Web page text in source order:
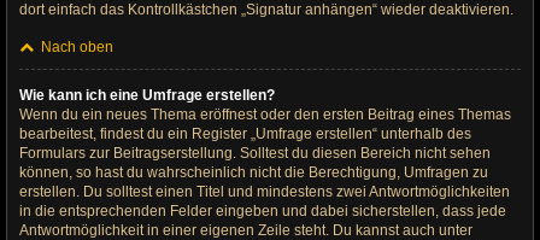
dort einfach das Kontrollkästchen „Signatur anhängen“ wieder deaktivieren.
Nach oben
Wie kann ich eine Umfrage erstellen?
Wenn du ein neues Thema eröffnest oder den ersten Beitrag eines Themas
bearbeitest, findest du ein Register „Umfrage erstellen“ unterhalb des
Formulars zur Beitragserstellung. Solltest du diesen Bereich nicht sehen
können, so hast du wahrscheinlich nicht die Berechtigung, Umfragen zu
erstellen. Du solltest einen Titel und mindestens zwei Antwortmöglichkeiten
in die entsprechenden Felder eingeben und dabei sicherstellen, dass jede
Antwortmöglichkeit in einer eigenen Zeile steht. Du kannst auch unter